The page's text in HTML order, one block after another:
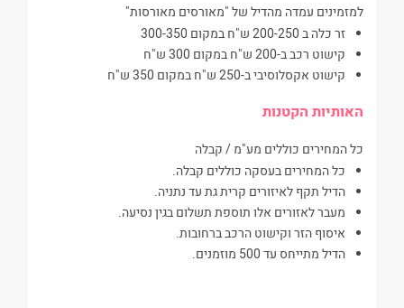
למזמינים עמדה מהדיל של "מאורסים מאורסות"
זר כלה ב 200-250 ש"ח במקום 300-350
קישוט רכב ב-200 ש"ח במקום 300 ש"ח
קישוט אקסלוסיבי ב-250 ש"ח במקום 350 ש"ח
האותיות הקטנות
כל המחירים כוללים מע"מ / קבלה
כל המחירים בעסקה כוללים קבלה.
הדיל תקף לאיזורים קרית גת עד נתניה.
מעבר לאזורים אלו תוספת תשלום בגין נסיעה.
איסוף הזר וקישוט הרכב ברחובות.
הדיל מתייחס עד 500 מוזמנים.